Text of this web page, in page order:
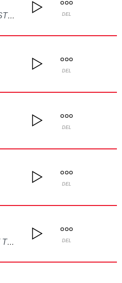
NAPOLI (FREESTYLE) DEL
DEL
DEL
DEL
TELL ME WHAT TO DO DEL